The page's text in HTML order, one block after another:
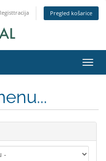
Pregled košarice